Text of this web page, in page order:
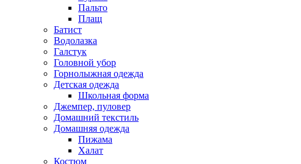
Пальто
Плащ
Батист
Водолазка
Галстук
Головной убор
Горнолыжная одежда
Детская одежда
Школьная форма
Джемпер, пуловер
Домашний текстиль
Домашняя одежда
Пижама
Халат
Костюм